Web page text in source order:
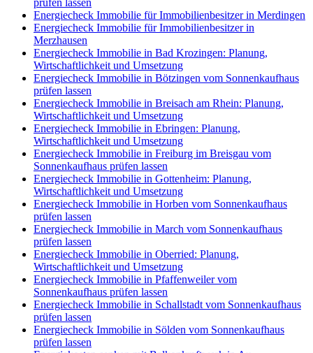
prüfen lassen
Energiecheck Immobilie für Immobilienbesitzer in Merdingen
Energiecheck Immobilie für Immobilienbesitzer in
Merzhausen
Energiecheck Immobilie in Bad Krozingen: Planung,
Wirtschaftlichkeit und Umsetzung
Energiecheck Immobilie in Bötzingen vom Sonnenkaufhaus
prüfen lassen
Energiecheck Immobilie in Breisach am Rhein: Planung,
Wirtschaftlichkeit und Umsetzung
Energiecheck Immobilie in Ebringen: Planung,
Wirtschaftlichkeit und Umsetzung
Energiecheck Immobilie in Freiburg im Breisgau vom
Sonnenkaufhaus prüfen lassen
Energiecheck Immobilie in Gottenheim: Planung,
Wirtschaftlichkeit und Umsetzung
Energiecheck Immobilie in Horben vom Sonnenkaufhaus
prüfen lassen
Energiecheck Immobilie in March vom Sonnenkaufhaus
prüfen lassen
Energiecheck Immobilie in Oberried: Planung,
Wirtschaftlichkeit und Umsetzung
Energiecheck Immobilie in Pfaffenweiler vom
Sonnenkaufhaus prüfen lassen
Energiecheck Immobilie in Schallstadt vom Sonnenkaufhaus
prüfen lassen
Energiecheck Immobilie in Sölden vom Sonnenkaufhaus
prüfen lassen